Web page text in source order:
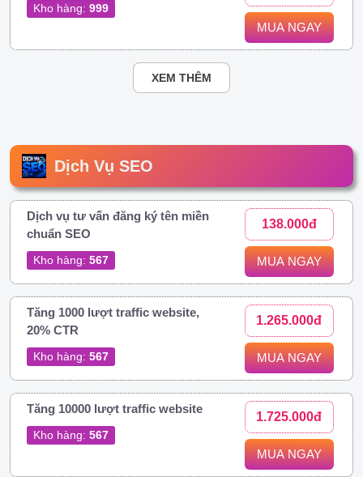
Kho hàng: 999
MUA NGAY
XEM THÊM
Dịch Vụ SEO
Dịch vụ tư vấn đăng ký tên miền
chuẩn SEO
Kho hàng: 567
138.000đ
MUA NGAY
Tăng 1000 lượt traffic website,
20% CTR
Kho hàng: 567
1.265.000đ
MUA NGAY
Tăng 10000 lượt traffic website
Kho hàng: 567
1.725.000đ
MUA NGAY